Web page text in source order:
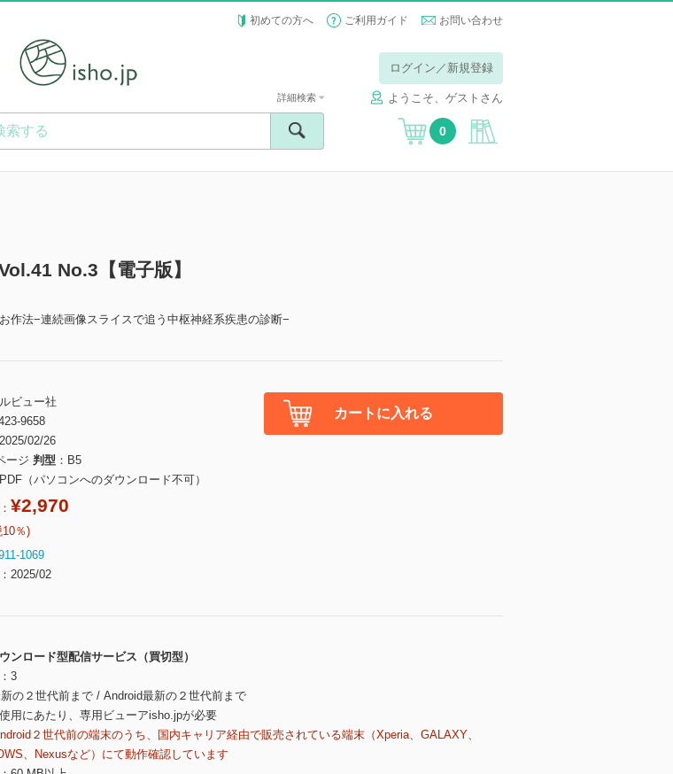
初めての方へ ご利用ガイド お問い合わせ
ログイン／新規登録
ようこそ、ゲストさん
詳細検索
0
No.3【電子版】
お作法−連続画像スライスで追う中枢神経系疾患の診断−
ビュー社
9658
2025/02/26
ージ 判型
B5
PDF（パソコンへのダウンロード不可）
¥2,970
％)
1069
2025/02
カートに入れる
ンロード型配信サービス（買切型）
3
の２世代前まで / Android最新の２世代前まで
用にあたり、専用ビューアisho.jpが必要
２世代前の端末のうち、国内キャリア経由で販売されている端末（Xperia、GALAXY、
、Nexusなど）にて動作確認しています